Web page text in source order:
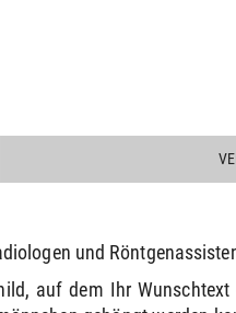
und
auf dem Ihr